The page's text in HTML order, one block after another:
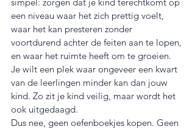
een niveau waar het zich prettig voelt,
waar het kan presteren zonder
voortdurend achter de feiten aan te lopen,
en waar het ruimte heeft om te groeien.
Je wilt een plek waar ongeveer een kwart
van de leerlingen minder kan dan jouw
kind. Zo zit je kind veilig, maar wordt het
ook uitgedaagd.
Dus nee, geen oefenboekjes kopen. Geen